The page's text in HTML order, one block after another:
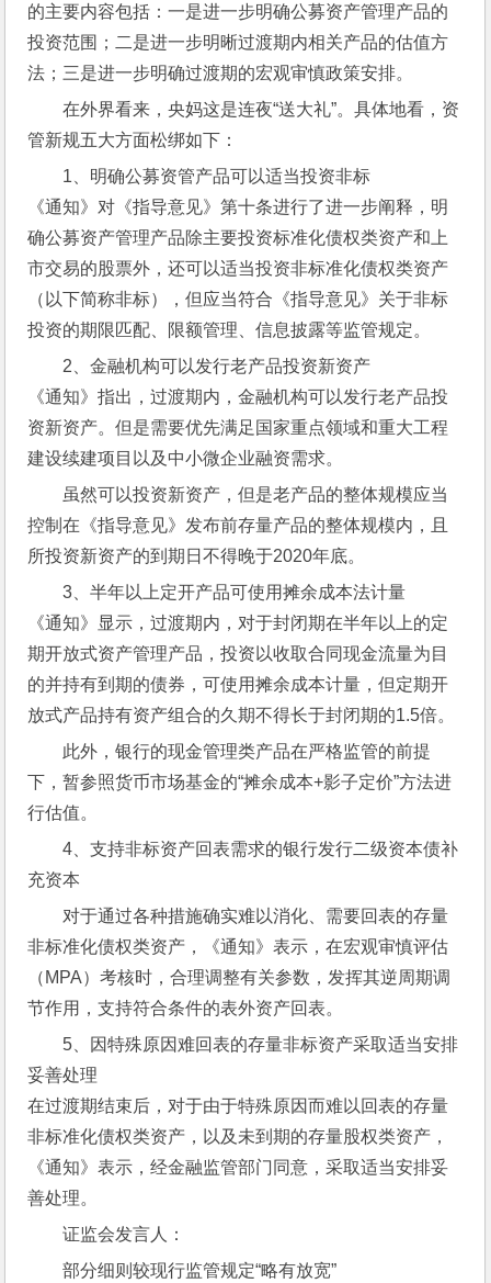
的主要内容包括：一是进一步明确公募资产管理产品的
投资范围；二是进一步明晰过渡期内相关产品的估值方
法；三是进一步明确过渡期的宏观审慎政策安排。
在外界看来，央妈这是连夜“送大礼”。具体地看，资
管新规五大方面松绑如下：
1、明确公募资管产品可以适当投资非标
《通知》对《指导意见》第十条进行了进一步阐释，明
确公募资产管理产品除主要投资标准化债权类资产和上
市交易的股票外，还可以适当投资非标准化债权类资产
（以下简称非标），但应当符合《指导意见》关于非标
投资的期限匹配、限额管理、信息披露等监管规定。
2、金融机构可以发行老产品投资新资产
《通知》指出，过渡期内，金融机构可以发行老产品投
资新资产。但是需要优先满足国家重点领域和重大工程
建设续建项目以及中小微企业融资需求。
虽然可以投资新资产，但是老产品的整体规模应当
控制在《指导意见》发布前存量产品的整体规模内，且
所投资新资产的到期日不得晚于2020年底。
3、半年以上定开产品可使用摊余成本法计量
《通知》显示，过渡期内，对于封闭期在半年以上的定
期开放式资产管理产品，投资以收取合同现金流量为目
的并持有到期的债券，可使用摊余成本计量，但定期开
放式产品持有资产组合的久期不得长于封闭期的1.5倍。
此外，银行的现金管理类产品在严格监管的前提
下，暂参照货币市场基金的“摊余成本+影子定价”方法进
行估值。
4、支持非标资产回表需求的银行发行二级资本债补
充资本
对于通过各种措施确实难以消化、需要回表的存量
非标准化债权类资产，《通知》表示，在宏观审慎评估
（MPA）考核时，合理调整有关参数，发挥其逆周期调
节作用，支持符合条件的表外资产回表。
5、因特殊原因难回表的存量非标资产采取适当安排
妥善处理
在过渡期结束后，对于由于特殊原因而难以回表的存量
非标准化债权类资产，以及未到期的存量股权类资产，
《通知》表示，经金融监管部门同意，采取适当安排妥
善处理。
证监会发言人：
部分细则较现行监管规定“略有放宽”